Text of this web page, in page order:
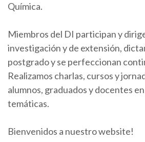
Química.
Miembros del DI participan y
investigación y de extensión,
postgrado y se perfeccionan
Realizamos charlas, cursos y
alumnos, graduados y docentes
temáticas.
Bienvenidos a nuestro website!